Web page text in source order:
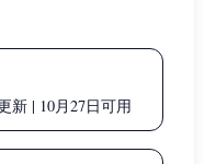
新 | 10月27日可用